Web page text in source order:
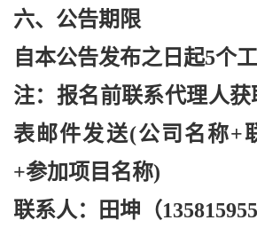
六、公告期限
自本公告发布之日起5个
注：报名前联系代理人获
表邮件发送(公司名称+
+参加项目名称)
联系人：田坤（